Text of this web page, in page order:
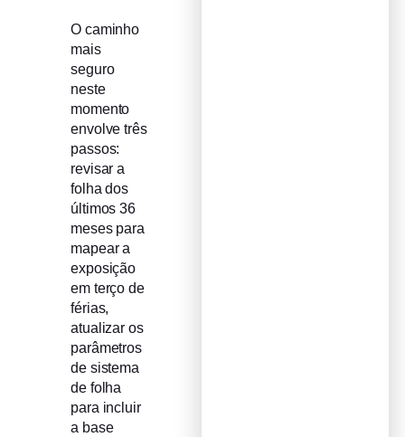
O caminho
mais
seguro
neste
momento
envolve três
passos:
revisar a
folha dos
últimos 36
meses para
mapear a
exposição
em terço de
férias,
atualizar os
parâmetros
de sistema
de folha
para incluir
a base